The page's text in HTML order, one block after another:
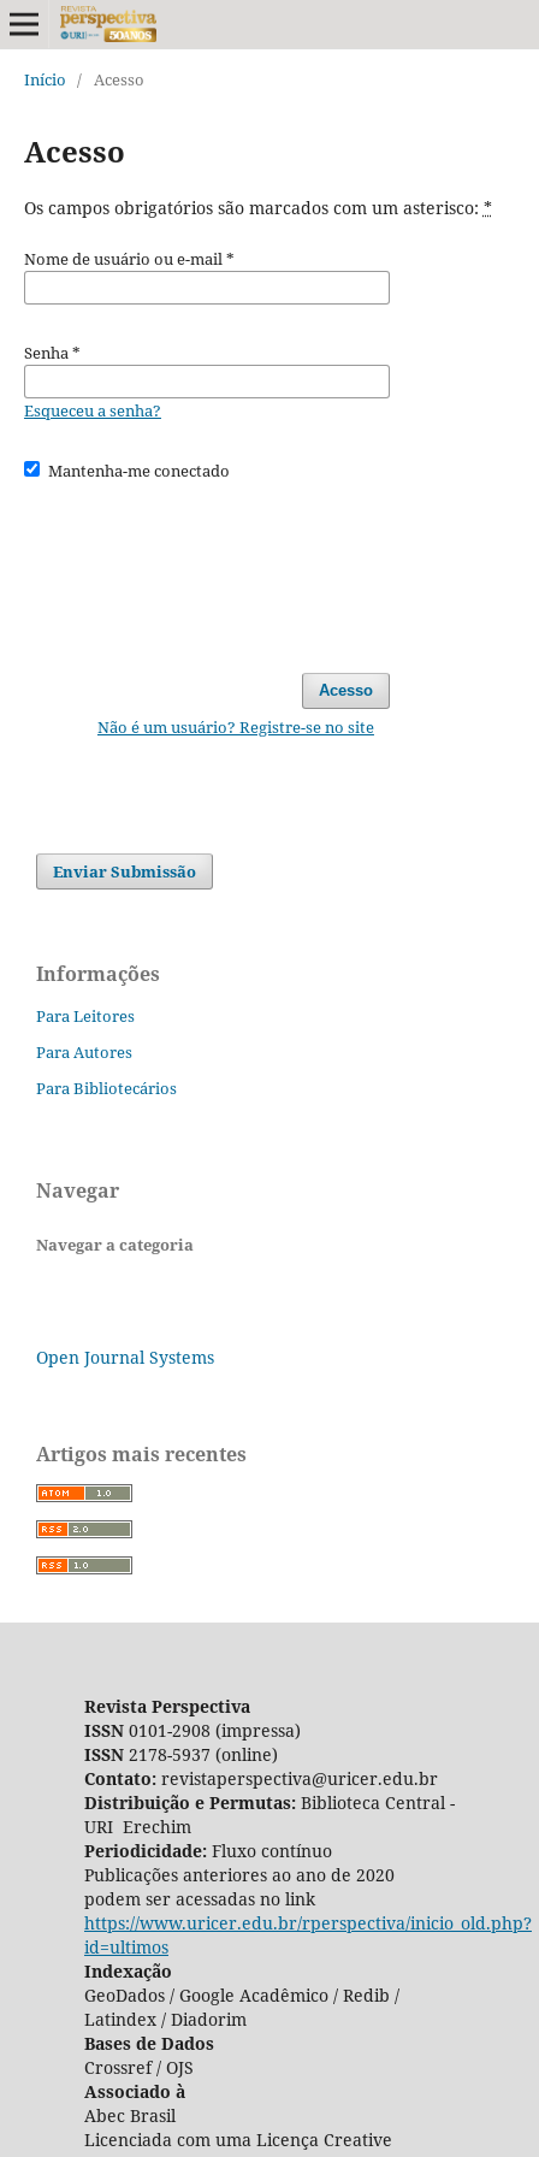
Início / Acesso
Acesso
Os campos obrigatórios são marcados com um asterisco: *
Nome de usuário ou e-mail*
Senha*
Esqueceu a senha?
Mantenha-me conectado
Acesso
Não é um usuário? Registre-se no site
Enviar Submissão
Informações
Para Leitores
Para Autores
Para Bibliotecários
Navegar
Navegar a categoria
Open Journal Systems
Artigos mais recentes
Revista Perspectiva
ISSN0101-2908 (impressa)
ISSN2178-5937 (online)
Contato:revistaperspectiva@uricer.edu.br
Distribuição e Permutas: Biblioteca Central -
URI Erechim
Periodicidade: Fluxo contínuo
Publicações anteriores ao ano de 2020
podem ser acessadas no link
https://www.uricer.edu.br/rperspectiva/inicio_old.php?
id=ultimos
Indexação
GeoDados / Google Acadêmico / Redib /
Latindex / Diadorim
Bases de Dados
Crossref / OJS
Associado à
Abec Brasil
Licenciada com uma Licença Creative